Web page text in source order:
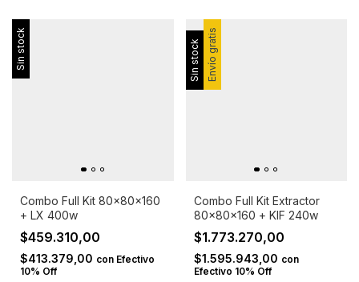
Sin stock
Combo Full Kit 80x80x160
+ LX 400w
$459.310,00
$413.379,00 con Efectivo
10% Off
Sin stock Envío gratis
Combo Full Kit Extractor
80x80x160 + KIF 240w
$1.773.270,00
$1.595.943,00 con
Efectivo 10% Off